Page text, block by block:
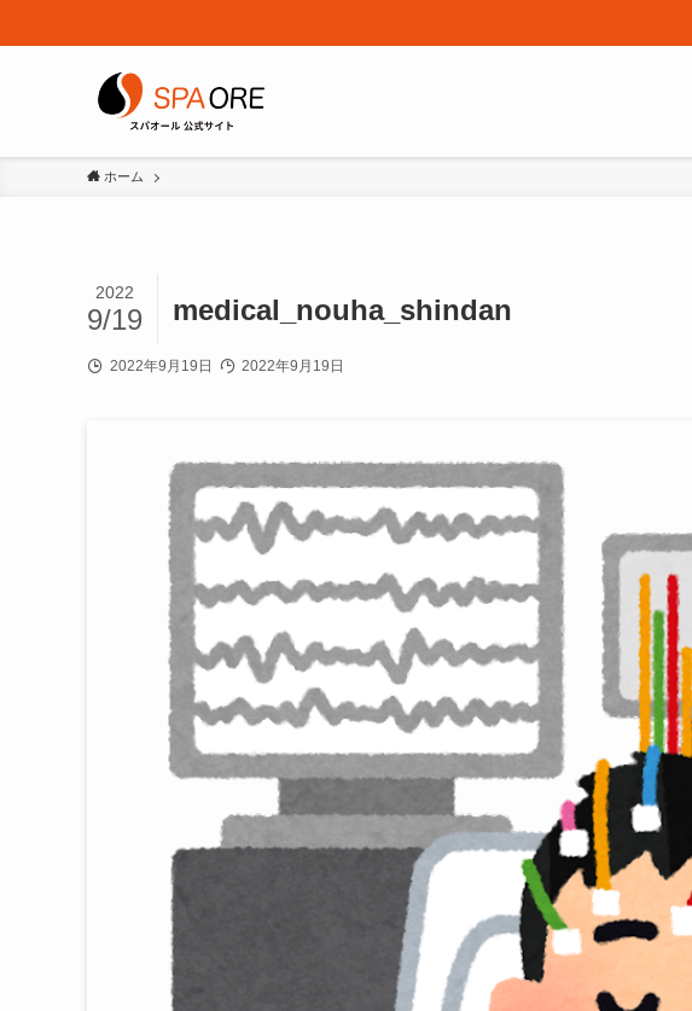
ホーム
medical_nouha_shindan
2022
9/19
2022年9月19日 2022年9月19日